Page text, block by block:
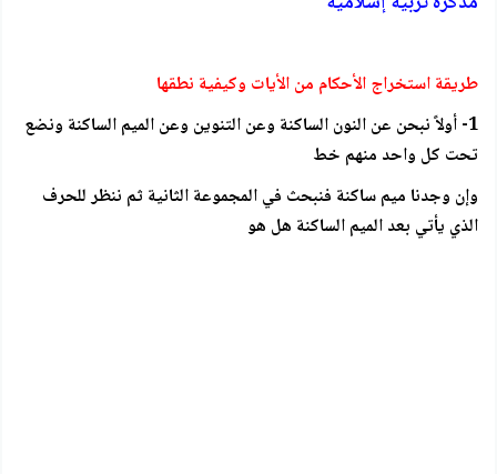
طريقة استخراج الأحكام من الأيات وكيفية نطقها
1- أولاً نبحن عن النون الساكنة وعن التنوين وعن الميم الساكنة ونضع
تحت كل واحد منهم خط
وإن وجدنا ميم ساكنة فنبحث في المجموعة الثانية ثم ننظر للحرف
الذي يأتي بعد الميم الساكنة هل هو